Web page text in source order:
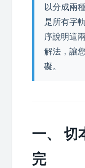
以分成兩
是所有字
序說明這
解法，讓
礙。
一、 切
完